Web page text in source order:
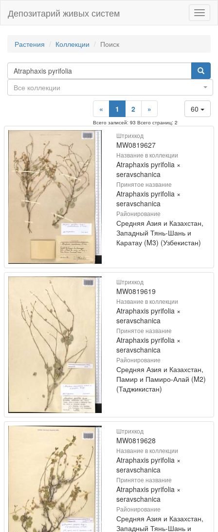
Депозитарий живых систем
Растения Коллекции Поиск
Все коллекции
60
« 1 2 »
Всего записей: 93 Всего страниц: 2
Штрихкод
MW0819627
Название в коллекции
Atraphaxis pyrifolia ×
seravschanica
Принятое название
Atraphaxis pyrifolia ×
seravschanica
Районирование
Средняя Азия и Казахстан,
Западный Тянь-Шань и
Каратау (M3) (Узбекистан)
Штрихкод
MW0819619
Название в коллекции
Atraphaxis pyrifolia ×
seravschanica
Принятое название
Atraphaxis pyrifolia ×
seravschanica
Районирование
Средняя Азия и Казахстан,
Памир и Памиро-Алай (M2)
(Таджикистан)
Штрихкод
MW0819628
Название в коллекции
Atraphaxis pyrifolia ×
seravschanica
Принятое название
Atraphaxis pyrifolia ×
seravschanica
Районирование
Средняя Азия и Казахстан,
Западный Тянь-Шань и